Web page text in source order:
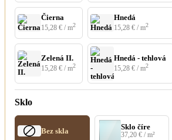
Čierna
15,28 € / m2
Hnedá
15,28 € / m2
Zelená II.
15,28 € / m2
Hnedá - tehlová
15,28 € / m2
Sklo
Bez skla Sklo číre
37,20 €/ m²